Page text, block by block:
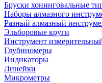
Бруски хонинговальные
Наборы алмазного
Разный алмазный
Эльборовые круги
Инструмент
Глубиномеры
Индикаторы
Линейки
Микрометры